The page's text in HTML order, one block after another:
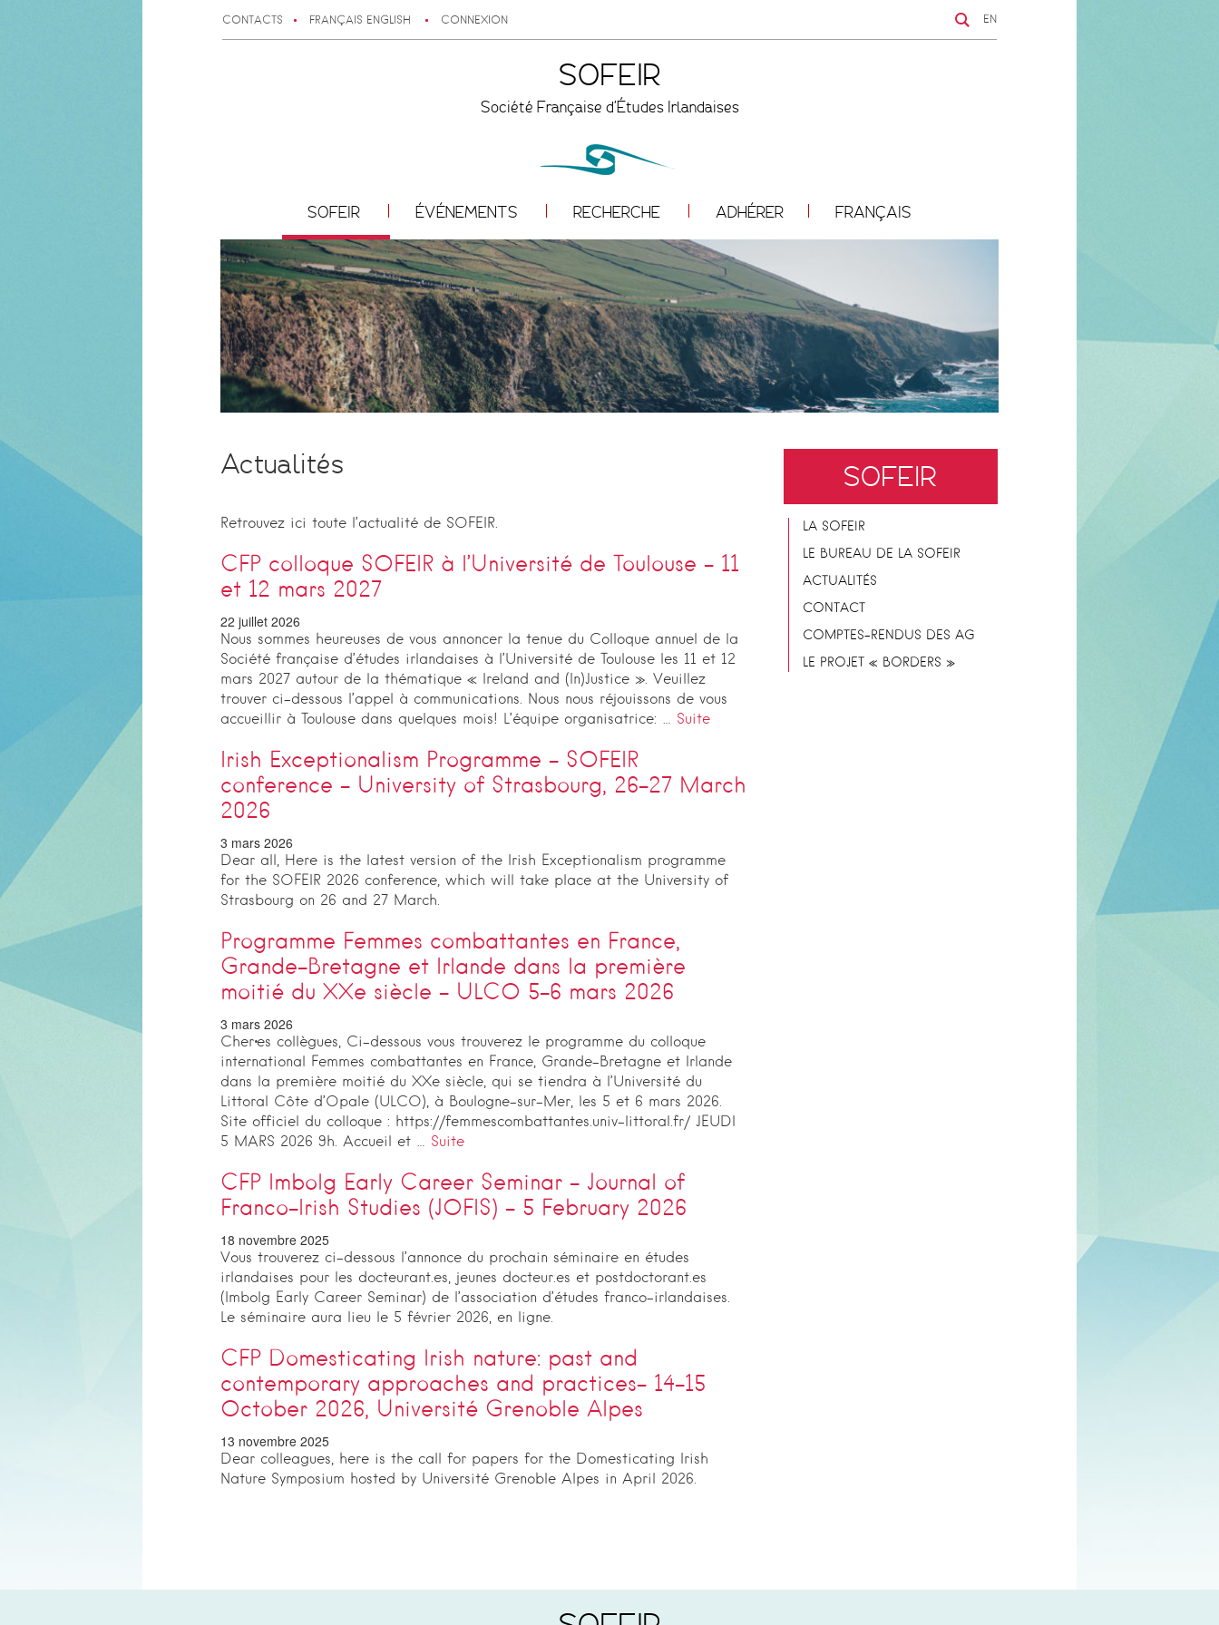
CONTACTS FRANÇAIS ENGLISH CONNEXION EN
SOFEIR
Société Française d'Études Irlandaises
SOFEIR ÉVÉNEMENTS RECHERCHE ADHÉRER FRANÇAIS
Actualités
Retrouvez ici toute l’actualité de SOFEIR.
CFP colloque SOFEIR à l’Université de Toulouse – 11
et 12 mars 2027
22 juillet 2026
Nous sommes heureuses de vous annoncer la tenue du Colloque annuel de la
Société française d’études irlandaises à l’Université de Toulouse les 11 et 12
mars 2027 autour de la thématique « Ireland and (In)Justice ». Veuillez
trouver ci-dessous l’appel à communications. Nous nous réjouissons de vous
accueillir à Toulouse dans quelques mois! L’équipe organisatrice: … Suite
Irish Exceptionalism Programme – SOFEIR
conference – University of Strasbourg, 26-27 March
2026
3 mars 2026
Dear all, Here is the latest version of the Irish Exceptionalism programme
for the SOFEIR 2026 conference, which will take place at the University of
Strasbourg on 26 and 27 March.
Programme Femmes combattantes en France,
Grande-Bretagne et Irlande dans la première
moitié du XXe siècle – ULCO 5-6 mars 2026
3 mars 2026
Cher·es collègues, Ci-dessous vous trouverez le programme du colloque
international Femmes combattantes en France, Grande-Bretagne et Irlande
dans la première moitié du XXe siècle, qui se tiendra à l’Université du
Littoral Côte d’Opale (ULCO), à Boulogne-sur-Mer, les 5 et 6 mars 2026.
Site officiel du colloque : https://femmescombattantes.univ-littoral.fr/ JEUDI
5 MARS 2026 9h. Accueil et … Suite
CFP Imbolg Early Career Seminar – Journal of
Franco-Irish Studies (JOFIS) – 5 February 2026
18 novembre 2025
Vous trouverez ci-dessous l’annonce du prochain séminaire en études
irlandaises pour les docteurant.es, jeunes docteur.es et postdoctorant.es
(Imbolg Early Career Seminar) de l’association d’études franco-irlandaises.
Le séminaire aura lieu le 5 février 2026, en ligne.
CFP Domesticating Irish nature: past and
contemporary approaches and practices- 14-15
October 2026, Université Grenoble Alpes
13 novembre 2025
Dear colleagues, here is the call for papers for the Domesticating Irish
Nature Symposium hosted by Université Grenoble Alpes in April 2026.
SOFEIR
LA SOFEIR
LE BUREAU DE LA SOFEIR
ACTUALITÉS
CONTACT
COMPTES-RENDUS DES AG
LE PROJET « BORDERS »